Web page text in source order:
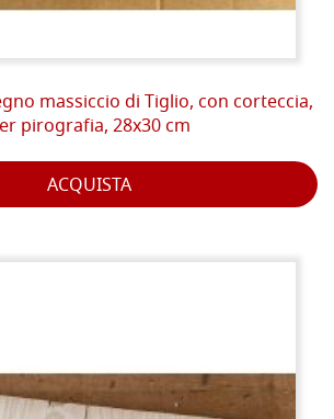
massiccio di Tiglio, con corteccia,
pirografia, 28x30 cm
ACQUISTA